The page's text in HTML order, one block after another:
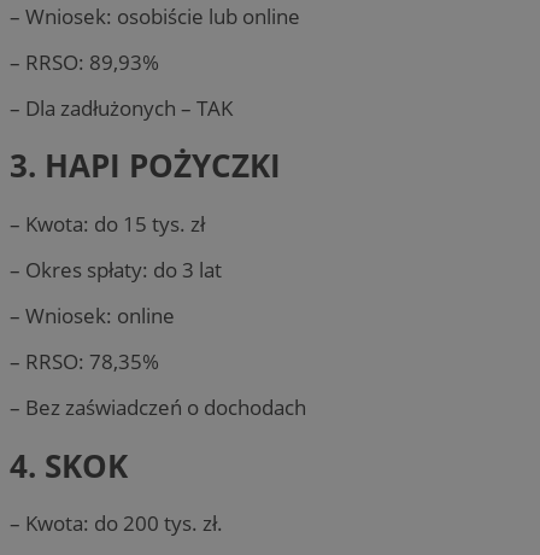
– Wniosek: osobiście lub online
– RRSO: 89,93%
– Dla zadłużonych – TAK
3. HAPI POŻYCZKI
– Kwota: do 15 tys. zł
– Okres spłaty: do 3 lat
– Wniosek: online
– RRSO: 78,35%
– Bez zaświadczeń o dochodach
4. SKOK
– Kwota: do 200 tys. zł.